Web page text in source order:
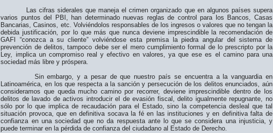
Las cifras siderales que maneja el crimen organizado que en algunos países supera
varios puntos del PBI, han determinado nuevas reglas de control para los Bancos, Casas
Bancarias, Casinos, etc. Volviéndolos responsables de los ingresos o valores que no tengan la
debida justificación, por lo que más que nunca deviene imprescindible la recomendación de
GAFI “conozca a su cliente” volviéndose esta premisa la piedra angular del sistema de
prevención de delitos, tampoco debe ser el mero cumplimiento formal de lo prescripto por la
Ley, implica un compromiso real y efectivo en valores, ya que ese es el camino para una
sociedad más libre y próspera.
Sin embargo, y a pesar de que nuestro país se encuentra a la vanguardia en
Latinoamérica, en los que respecta a la sanción y persecución de los delitos enunciados, aún
consideramos que queda mucho camino por recorrer, deviene imprescindible dentro de los
delitos de lavado de activos introducir el de evasión fiscal, delito igualmente repugnante, no
sólo por lo que implica de recaudación para el Estado, sino la competencia desleal que tal
situación provoca, que en definitiva socava la fé en las instituciones y en definitiva falta de
confianza en una sociedad que no da respuesta ante lo que se considera una injusticia, y
puede terminar en la pérdida de confianza del ciudadano al Estado de Derecho.